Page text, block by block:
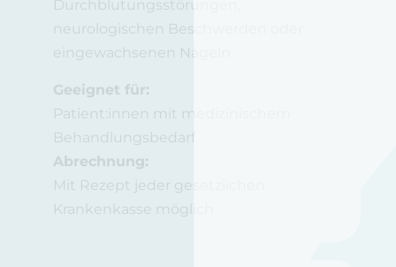
Durchblutungsstörungen,
neurologischen Beschwerden oder
eingewachsenen Nägeln.
Geeignet für:
Patient:innen mit medizinischem
Behandlungsbedarf
Abrechnung:
Mit Rezept jeder gesetzlichen
Krankenkasse möglich